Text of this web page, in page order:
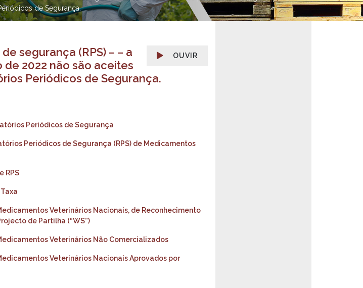
de Segurança.
OUVIR
segurança (RPS) – – a
2022 não são aceites
Periódicos de Segurança.
Periódicos de Segurança
Periódicos de Segurança (RPS) de Medicamentos
RPS
Veterinários Nacionais, de Reconhecimento
de Partilha (“WS”)
Veterinários Não Comercializados
Veterinários Nacionais Aprovados por